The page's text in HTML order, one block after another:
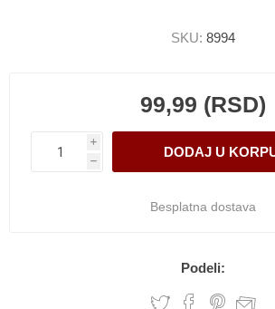
SKU: 8994
99,99 (RSD)
i
h
Besplatna dostava
Podeli: